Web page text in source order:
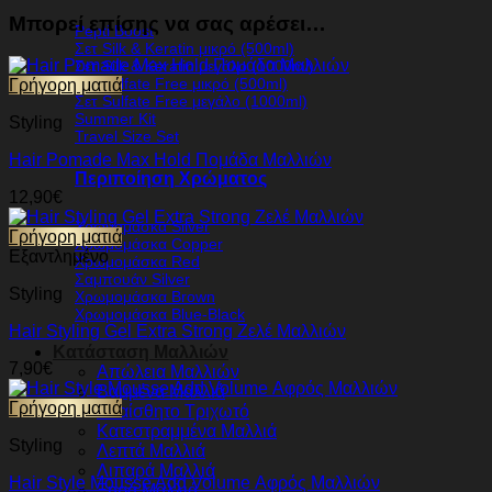
Pepti Boost
Σετ Silk & Keratin μικρό (500ml)
Σετ Silk & Keratin μεγάλο (1000ml)
Σετ Sulfate Free μικρό (500ml)
Σετ Sulfate Free μεγάλο (1000ml)
Summer Kit
Travel Size Set
Περιποίηση Χρώματος
Χρωμομάσκα Silver
Χρωμομάσκα Copper
Χρωμομάσκα Red
Σαμπουάν Silver
Χρωμομάσκα Brown
Χρωμομάσκα Blue-Black
Απώλεια Μαλλιών
Βαμμένα Μαλλιά
Ευαίσθητο Τριχωτό
Κατεστραμμένα Μαλλιά
Λεπτά Μαλλιά
Λιπαρά Μαλλιά
Μπορεί επίσης να σας αρέσει…
Γρήγορη ματιά
Styling
Hair Pomade Max Hold Πομάδα Μαλλιών
12,90€
Γρήγορη ματιά
Εξαντλημένο
Styling
Hair Styling Gel Extra Strong Ζελέ Μαλλιών
7,90€
Γρήγορη ματιά
Styling
Hair Style Mousse Add Volume Αφρός Μαλλιών